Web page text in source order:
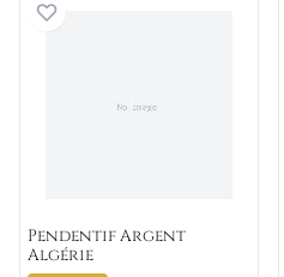
Pendentif Argent
Pendentif Argent
Algérie